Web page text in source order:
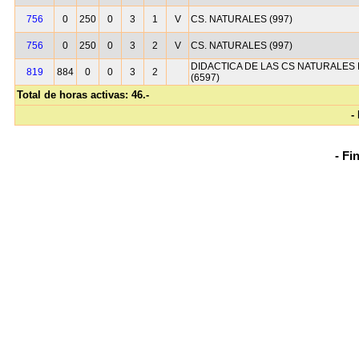
756 0 250 0 3 1 V CS. NATURALES (997)
756 0 250 0 3 2 V CS. NATURALES (997)
819 884 0 0 3 2
DIDACTICA DE LAS CS NATURALES
(6597)
Total de horas activas: 46.-
-
-